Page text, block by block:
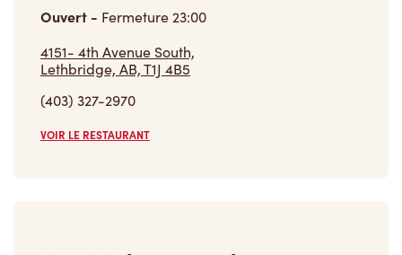
Ouvert - Fermeture23:00
4151- 4th Avenue South,
Lethbridge, AB, T1J 4B5
(403) 327-2970
VOIR LE RESTAURANT